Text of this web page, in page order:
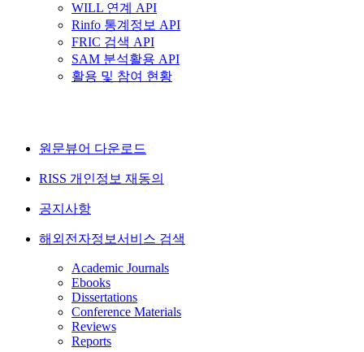
WILL 연계 API
Rinfo 통계정보 API
FRIC 검색 API
SAM 분석활용 API
활용 및 참여 현황
원문뷰어 다운로드
RISS 개인정보 재동의
공지사항
해외전자정보서비스 검색
Academic Journals
Ebooks
Dissertations
Conference Materials
Reviews
Reports